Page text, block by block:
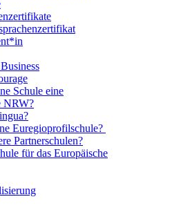
Schule eine
NRW?
Euregioprofilschule?
Partnerschulen?
für das Europäische